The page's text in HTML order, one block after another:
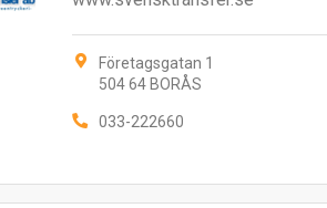
Företagsgatan 1
504 64 BORÅS
033-222660